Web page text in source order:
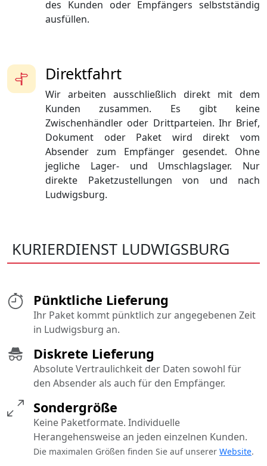
des Kunden oder Empfängers selbstständig
ausfüllen.
Direktfahrt
Wir arbeiten ausschließlich direkt mit dem
Kunden zusammen. Es gibt keine
Zwischenhändler oder Drittparteien. Ihr Brief,
Dokument oder Paket wird direkt vom
Absender zum Empfänger gesendet. Ohne
jegliche Lager- und Umschlagslager. Nur
direkte Paketzustellungen von und nach
Ludwigsburg.
KURIERDIENST LUDWIGSBURG
Pünktliche Lieferung
Ihr Paket kommt pünktlich zur angegebenen Zeit
in Ludwigsburg an.
Diskrete Lieferung
Absolute Vertraulichkeit der Daten sowohl für
den Absender als auch für den Empfänger.
Sondergröße
Keine Paketformate. Individuelle
Herangehensweise an jeden einzelnen Kunden.
Die maximalen Größen finden Sie auf unserer Website.